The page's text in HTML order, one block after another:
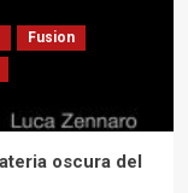
Fusion
oscura del